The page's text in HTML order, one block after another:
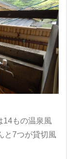
14もの温泉風
と7つが貸切風